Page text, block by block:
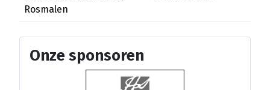
Rosmalen
Onze sponsoren